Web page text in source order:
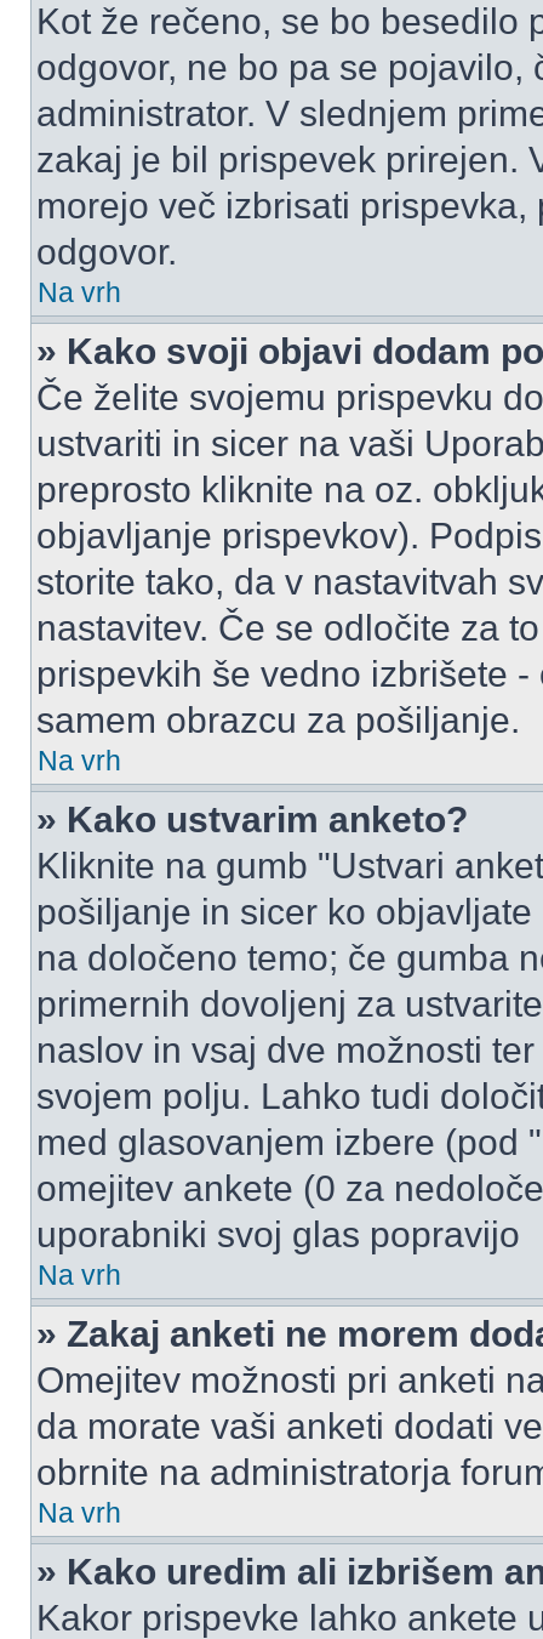
Kot že rečeno, se bo besedilo
odgovor, ne bo pa se
administrator. V slednjem
zakaj je bil prispevek prirejen.
morejo več izbrisati
odgovor.
Na vrh
» Kako svoji objavi dodam
Če želite svojemu prispevku
ustvariti in sicer na vaši
preprosto kliknite na oz.
objavljanje prispevkov).
storite tako, da v nastavitvah
nastavitev. Če se odločite za
prispevkih še vedno izbrišete
samem obrazcu za pošiljanje.
Na vrh
» Kako ustvarim anketo?
Kliknite na gumb "Ustvari
pošiljanje in sicer ko
na določeno temo; če gumba
primernih dovoljenj za
naslov in vsaj dve možnosti
svojem polju. Lahko tudi
med glasovanjem izbere (pod
omejitev ankete (0 za
uporabniki svoj glas popravijo
Na vrh
» Zakaj anketi ne morem
Omejitev možnosti pri anketi
da morate vaši anketi dodati
obrnite na administratorja
Na vrh
» Kako uredim ali izbrišem
Kakor prispevke lahko ankete